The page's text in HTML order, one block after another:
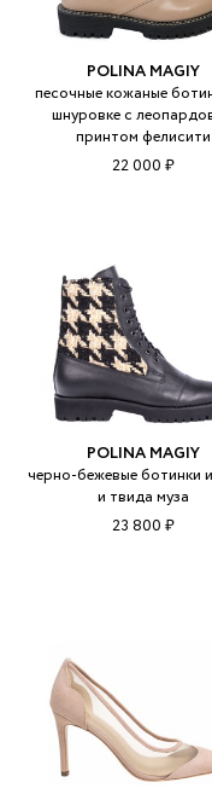
POLINA MAGIY
песочные кожаные
шнуровке с
принтом фелисити
22 000 ₽
POLINA MAGIY
черно-бежевые ботинки
и твида муза
23 800 ₽